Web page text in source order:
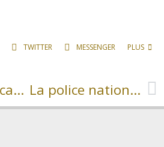
TWITTER MESSENGER PLUS
Dépistage du cancer du sein La police nationale recrute des cadets de la République